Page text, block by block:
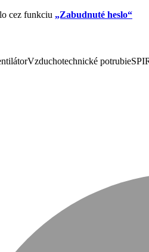
cez funkciu „Zabudnuté heslo“
Vzduchotechnické potrubie